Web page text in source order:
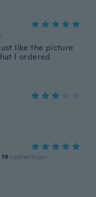
like the picture
I ordered
19 opplastinger